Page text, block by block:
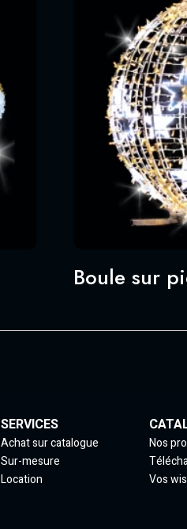
Boule sur
SERVICES
Achat sur catalogue
Sur-mesure
Location
Nos
Vos